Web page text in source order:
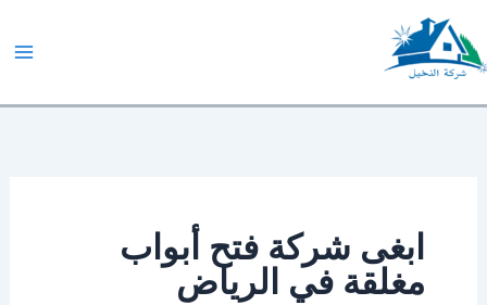
تخطي
إلى
المحتوى
ابغى شركة فتح أبواب
مغلقة في الرياض